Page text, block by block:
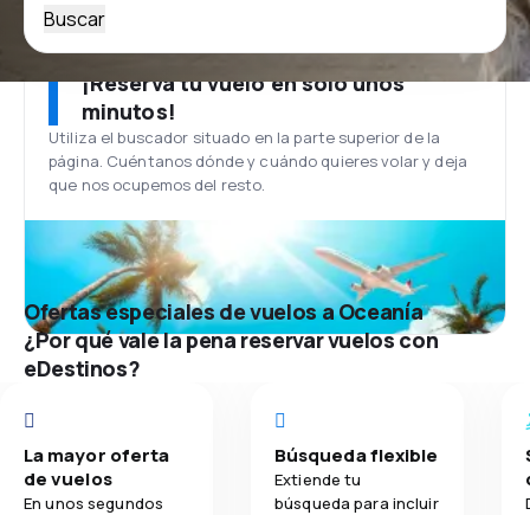
Buscar
¡Reserva tu vuelo en solo unos
minutos!
Utiliza el buscador situado en la parte superior de la
página. Cuéntanos dónde y cuándo quieres volar y deja
que nos ocupemos del resto.
Ofertas especiales de vuelos a Oceanía
¿Por qué vale la pena reservar vuelos con
eDestinos?
La mayor oferta
de vuelos
En unos segundos
Búsqueda flexible
Extiende tu
búsqueda para incluir